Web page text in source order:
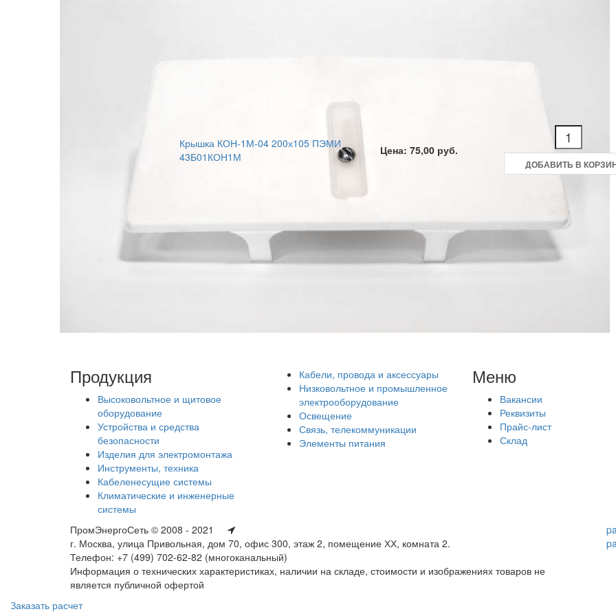
Крышка КОН-1М-04 200х105 ПЭМИ
43Б01КОН1М
Цена: 75,00 руб.
ДОБАВИТЬ В
Продукция
Высоковольтное и щитовое
оборудование
Устройства и средства
безопасности
Изделия для электромонтажа
Инструменты, техника
Кабеленесущие системы
Климатические и инженерные
системы
Кабели, провода и аксессуары
Низковольтное и промышленное
электрооборудование
Освещение
Связь, телекоммуникации
Элементы питания
Меню
Вакансии
Реквизиты
Прайс-лист
Склад
ПромЭнергоСеть © 2008 - 2021
г. Москва, улица Привольная, дом 70, офис 300, этаж 2, помещение ХХ, комната 2.
Телефон: +7 (499) 702-62-82 (многоканальный)
Информация о технических характеристиках, наличии на складе, стоимости и изображениях товаров не
является публичной офертой
Заказать расчет